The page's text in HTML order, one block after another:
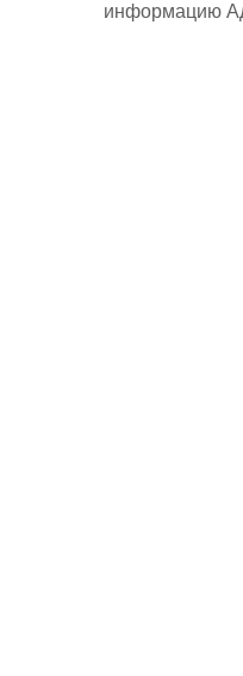
информацию